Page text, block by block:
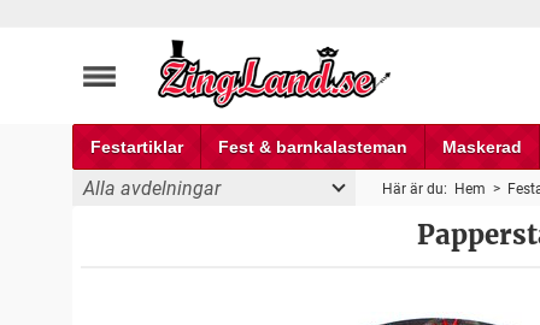
Festartiklar Fest & barnkalasteman Maskerad
Alla avdelningar Här är du: Hem >